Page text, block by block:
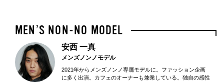
安西 一真
メンズノンノモデル
2021年からメンズノンノ専属モデルに。ファッション企画
に多く出演。カフェのオーナーも兼業している。独自の感性